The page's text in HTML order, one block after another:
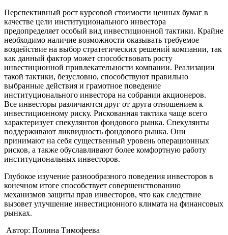
Перспективный рост курсовой стоимости ценных бумаг в
качестве цели институционального инвестора
предопределяет особый вид инвестиционной тактики. Крайне
необходимо наличие возможности оказывать требуемое
воздействие на выбор стратегических решений компании, так
как данный фактор может способствовать росту
инвестиционной привлекательности компании. Реализации
такой тактики, безусловно, способствуют правильно
выбранные действия и грамотное поведение
институционального инвестора на собрании акционеров.
Все инвесторы различаются друг от друга отношением к
инвестиционному риску. Рискованная тактика чаще всего
характеризует спекулянтов фондового рынка. Спекулянты
поддерживают ликвидность фондового рынка. Они
принимают на себя существенный уровень операционных
рисков, а также обуславливают более комфортную работу
институциональных инвесторов.
Глубокое изучение разнообразного поведения инвесторов в
конечном итоге способствует совершенствованию
механизмов защиты прав инвесторов, что как следствие
вызовет улучшение инвестиционного климата на финансовых
рынках.
Автор: Полина Тимофеева